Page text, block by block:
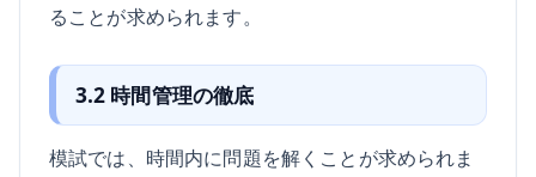
ることが求められます。
3.2 時間管理の徹底
模試では、時間内に問題を解くことが求められま